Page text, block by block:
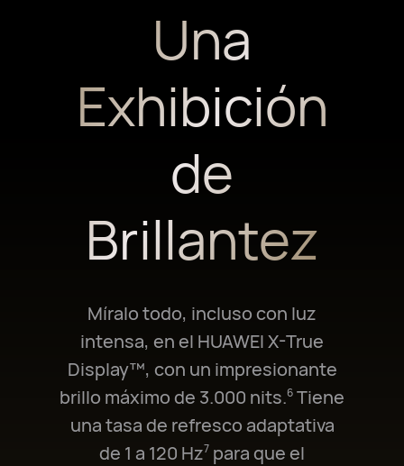
Una
Exhibición
de
Brillantez
Míralo todo, incluso con luz
intensa, en el HUAWEI X-True
Display™, con un impresionante
brillo máximo de 3.000 nits.⁠6 Tiene
una tasa de refresco adaptativa
de 1 a 120 Hz⁠7 para que el